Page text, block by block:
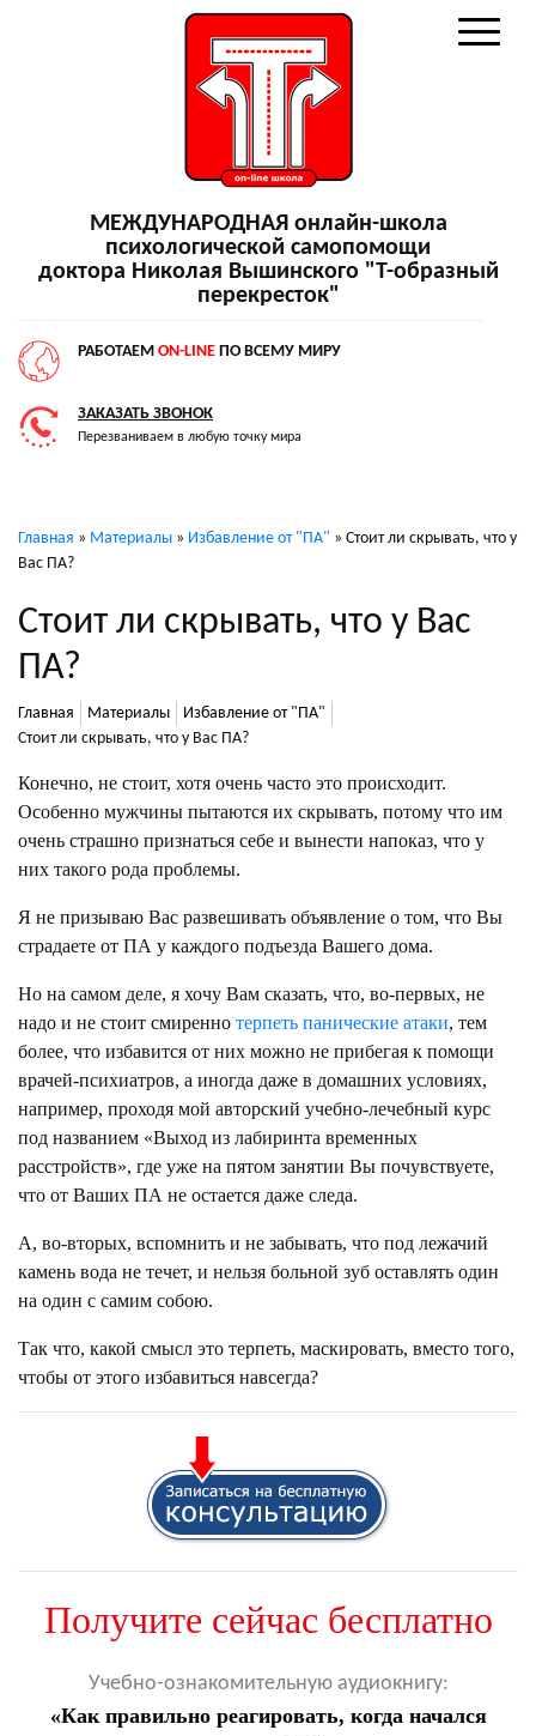
МЕЖДУНАРОДНАЯ онлайн-школа
психологической самопомощи
доктора Николая Вышинского "Т-образный
перекресток"
РАБОТАЕМ ON-LINE ПО ВСЕМУ МИРУ
ЗАКАЗАТЬ ЗВОНОК
Перезваниваем в любую точку мира
Главная » Материалы » Избавление от "ПА" » Стоит ли скрывать, что у
Вас ПА?
Стоит ли скрывать, что у Вас
ПА?
Главная Материалы
Избавление от "ПА"
Стоит ли скрывать, что у Вас ПА?
Конечно, не стоит, хотя очень часто это происходит.
Особенно мужчины пытаются их скрывать, потому что им
очень страшно признаться себе и вынести напоказ, что у
них такого рода проблемы.
Я не призываю Вас развешивать объявление о том, что Вы
страдаете от ПА у каждого подъезда Вашего дома.
Но на самом деле, я хочу Вам сказать, что, во-первых, не
надо и не стоит смиренно терпеть панические атаки, тем
более, что избавится от них можно не прибегая к помощи
врачей-психиатров, а иногда даже в домашних условиях,
например, проходя мой авторский учебно-лечебный курс
под названием «Выход из лабиринта временных
расстройств», где уже на пятом занятии Вы почувствуете,
что от Ваших ПА не остается даже следа.
А, во-вторых, вспомнить и не забывать, что под лежачий
камень вода не течет, и нельзя больной зуб оставлять один
на один с самим собою.
Так что, какой смысл это терпеть, маскировать, вместо того,
чтобы от этого избавиться навсегда?
Получите сейчас бесплатно
Учебно-ознакомительную аудиокнигу:
«Как правильно реагировать, когда начался